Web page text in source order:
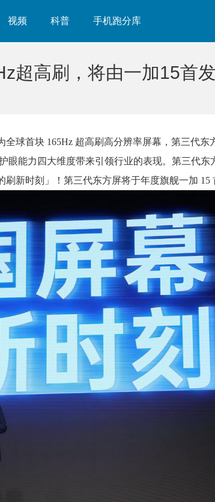
视频 科普 手机跑分库
超高刷，将由一加15首发
球首块 165Hz 超高刷高分辨率屏幕，第三代东
眼能力四大维度带来引领行业的表现。第三代东
新时刻」！第三代东方屏将于年度旗舰一加 15